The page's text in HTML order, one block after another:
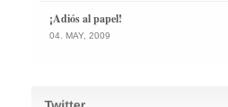
¡Adiós al papel!
04. MAY, 2009